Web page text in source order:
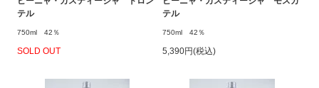
テル
750ml 42％
SOLD OUT
テル
750ml 42％
5,390円(税込)